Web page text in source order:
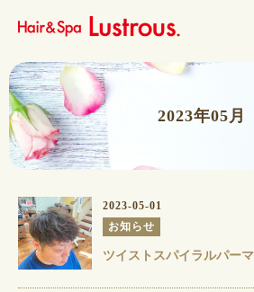
2023年05月
2023-05-01
お知らせ
ツイストスパイラルパーマ